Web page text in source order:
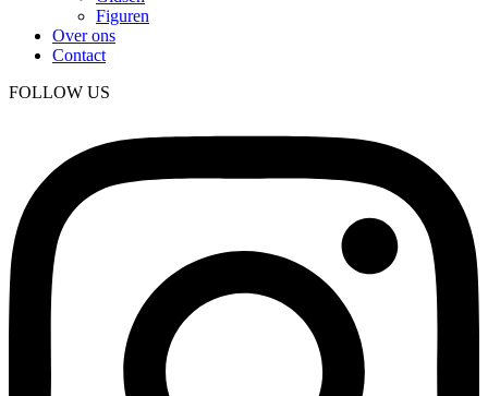
Figuren
Over ons
Contact
FOLLOW US